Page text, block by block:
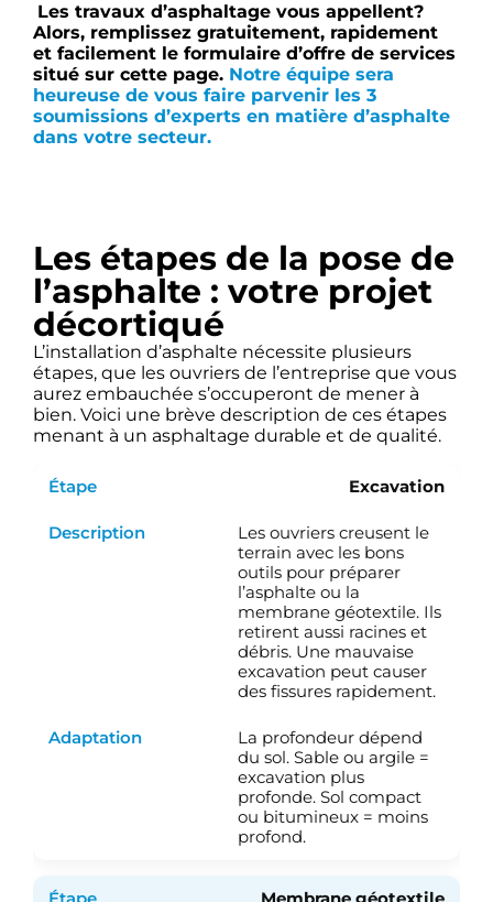
Les travaux d’asphaltage vous appellent?
Alors, remplissez gratuitement, rapidement
et facilement le formulaire d’offre de services
situé sur cette page. Notre équipe sera
heureuse de vous faire parvenir les 3
soumissions d’experts en matière d’asphalte
dans votre secteur.
Les étapes de la pose de
l’asphalte : votre projet
décortiqué
L’installation d’asphalte nécessite plusieurs
étapes, que les ouvriers de l’entreprise que vous
aurez embauchée s’occuperont de mener à
bien. Voici une brève description de ces étapes
menant à un asphaltage durable et de qualité.
Excavation
Les ouvriers creusent le
terrain avec les bons
outils pour préparer
l’asphalte ou la
membrane géotextile. Ils
retirent aussi racines et
débris. Une mauvaise
excavation peut causer
des fissures rapidement.
La profondeur dépend
du sol. Sable ou argile =
excavation plus
profonde. Sol compact
ou bitumineux = moins
profond.